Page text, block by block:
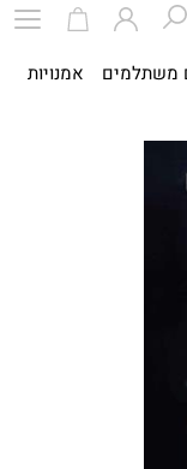
משתלמים אמנויות